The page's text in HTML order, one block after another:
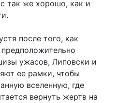
так же хорошо, как и
после того, как
предположительно
ужасов, Липовски и
ее рамки, чтобы
вселенную, где
вернуть жертв на